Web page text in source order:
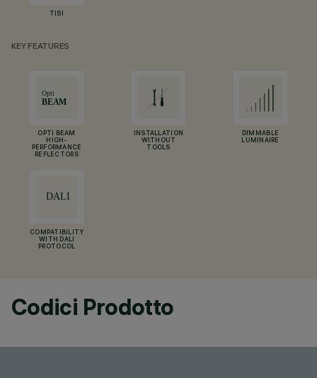
TISI
KEY FEATURES
OPTI BEAM
HIGH-
PERFORMANCE
REFLECTORS
INSTALLATION
WITHOUT
TOOLS
DIMMABLE
LUMINAIRE
COMPATIBILITY
WITH DALI
PROTOCOL
Codici Prodotto